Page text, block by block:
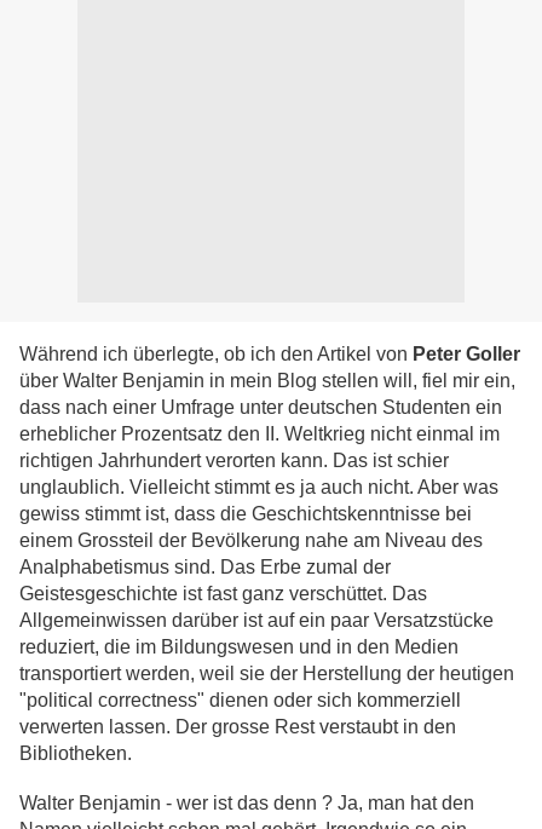
Während ich überlegte, ob ich den Artikel von Peter Goller
über Walter Benjamin in mein Blog stellen will, fiel mir ein,
dass nach einer Umfrage unter deutschen Studenten ein
erheblicher Prozentsatz den II. Weltkrieg nicht einmal im
richtigen Jahrhundert verorten kann. Das ist schier
unglaublich. Vielleicht stimmt es ja auch nicht. Aber was
gewiss stimmt ist, dass die Geschichtskenntnisse bei
einem Grossteil der Bevölkerung nahe am Niveau des
Analphabetismus sind. Das Erbe zumal der
Geistesgeschichte ist fast ganz verschüttet. Das
Allgemeinwissen darüber ist auf ein paar Versatzstücke
reduziert, die im Bildungswesen und in den Medien
transportiert werden, weil sie der Herstellung der heutigen
"political correctness" dienen oder sich kommerziell
verwerten lassen. Der grosse Rest verstaubt in den
Bibliotheken.
Walter Benjamin - wer ist das denn ? Ja, man hat den